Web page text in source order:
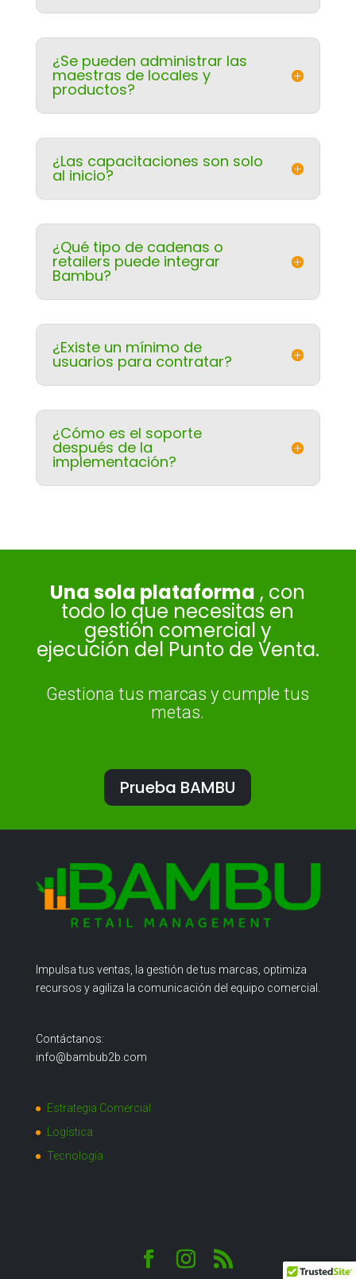
¿Se pueden administrar las
maestras de locales y
productos?
¿Las capacitaciones son solo
al inicio?
¿Qué tipo de cadenas o
retailers puede integrar
Bambu?
¿Existe un mínimo de
usuarios para contratar?
¿Cómo es el soporte
después de la
implementación?
Una sola plataforma , con
todo lo que necesitas en
gestión comercial y
ejecución del Punto de Venta.
Gestiona tus marcas y cumple tus
metas.
Prueba BAMBU
Impulsa tus ventas, la gestión de tus marcas, optimiza
recursos y agiliza la comunicación del equipo comercial.
Contáctanos:
info@bambub2b.com
Estrategia Comercial
Logística
Tecnología